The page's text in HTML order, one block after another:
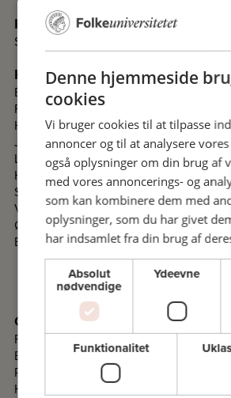
Kontakt
Sekretariat
Kontakt komiteer i Nordjylland
Brønderslev
Frederikshavn
Hjørring
Jammerbugt
Læsø
Hobro- og Mariagerfjord
Skagen
Vesthimmerland
Østhimmerland
Bornholm
Om Folkeuniversitetet
Fakta
Bestyrelse
Programråd
Historie
Denne hjemmeside
cookies
Vi bruger cookies til at tilpasse
annoncer og til at analysere
også oplysninger om din brug af
med vores annoncerings- og
som kan kombinere dem med
oplysninger, som du har givet
har indsamlet fra din brug af
Absolut
nødvendige
Ydeevne
Funktionalitet